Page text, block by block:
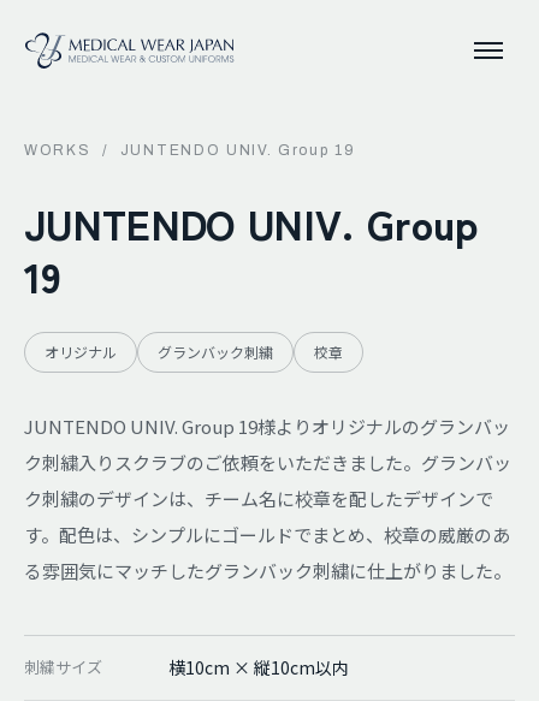
WORKS / JUNTENDO UNIV. Group 19
JUNTENDO UNIV. Group
19
オリジナル グランバック刺繍 校章
JUNTENDO UNIV. Group 19様よりオリジナルのグランバッ
ク刺繍入りスクラブのご依頼をいただきました。グランバッ
ク刺繍のデザインは、チーム名に校章を配したデザインで
す。配色は、シンプルにゴールドでまとめ、校章の威厳のあ
る雰囲気にマッチしたグランバック刺繍に仕上がりました。
刺繍サイズ 横10cm × 縦10cm以内